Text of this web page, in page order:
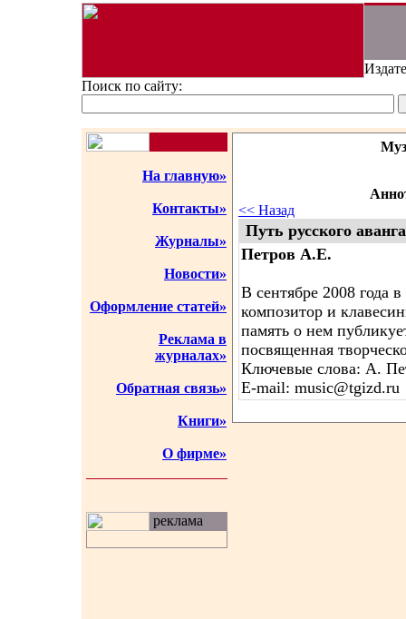
Поиск по сайту:
На главную»
Контакты»
Журналы»
Новости»
Оформление статей»
Реклама в
журналах»
Обратная связь»
Книги»
О фирме»
реклама
<< Назад
Путь русского
Петров А.Е.
В сентябре 2008 года
композитор и
память о нем
посвященная
Ключевые слова: А.
E-mail: music@tgizd.ru